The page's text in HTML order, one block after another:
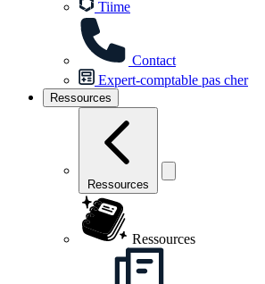
Tiime
Contact
Expert-comptable pas cher
Ressources
Ressources
Ressources